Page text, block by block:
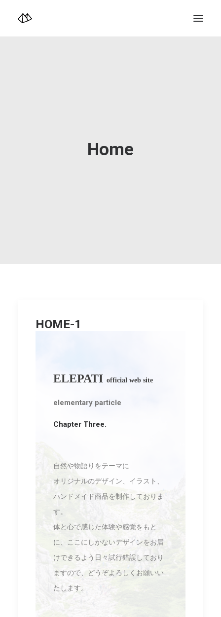
Home
HOME-1
ELEPATI official web site
elementary particle
Chapter Three.
自然や物語りをテーマに
オリジナルのデザイン、イラスト、
ハンドメイド商品を制作しておりま
す。
体と心で感じた体験や感覚をもと
に、ここにしかないデザインをお届
けできるよう日々試行錯誤しており
ますので、 どうぞよろしくお願いい
たします。